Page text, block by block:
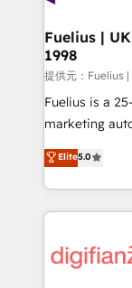
framework,
HubSpot and
can support
other ones listed in
HubSpot implementation -
is there for you to: - Grow revenue,
business more
more people - Get the most out of your HubSpot
investment
Fuelius |
1998
提供元：Fuelius |
Fuelius is a
marketing
enable mid-
maximise
growth. We modernise platforms, streamline
operations
supercharge revenue
Elite5.0